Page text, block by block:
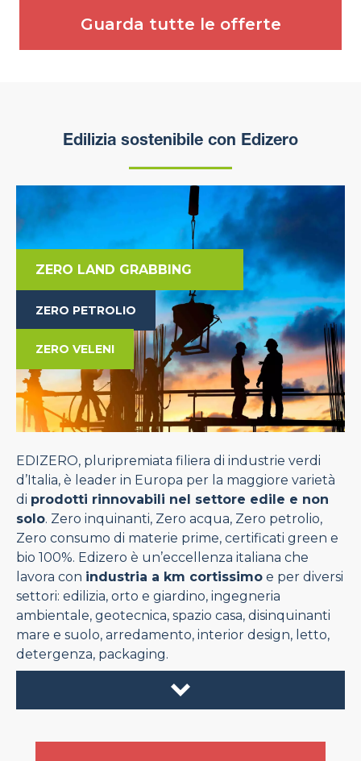
Guarda tutte le offerte
Edilizia sostenibile con Edizero
ZERO LAND GRABBING
ZERO PETROLIO
ZERO VELENI
EDIZERO, pluripremiata filiera di industrie verdi
d’Italia, è leader in Europa per la maggiore varietà
di prodotti rinnovabili nel settore edile e non
solo. Zero inquinanti, Zero acqua, Zero petrolio,
Zero consumo di materie prime, certificati green e
bio 100%. Edizero è un’eccellenza italiana che
lavora con industria a km cortissimo e per diversi
settori: edilizia, orto e giardino, ingegneria
ambientale, geotecnica, spazio casa, disinquinanti
mare e suolo, arredamento, interior design, letto,
detergenza, packaging.